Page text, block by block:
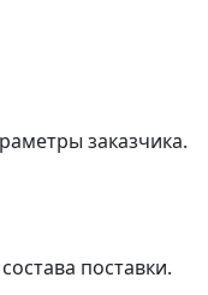
заказчика.
поставки.